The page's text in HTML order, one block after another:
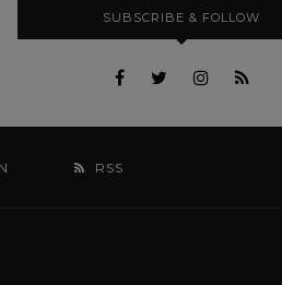
SUBSCRIBE & FOLLOW
RSS